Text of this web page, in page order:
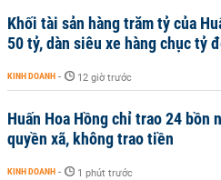
Khối tài sản hàng trăm tỷ của
50 tỷ, dàn siêu xe hàng chục tỷ
KINH DOANH - 12 giờ trước
Huấn Hoa Hồng chỉ trao 24 bồn
quyền xã, không trao tiền
KINH DOANH - 1 phút trước